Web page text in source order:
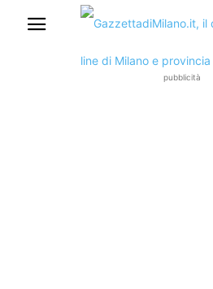
pubblicità